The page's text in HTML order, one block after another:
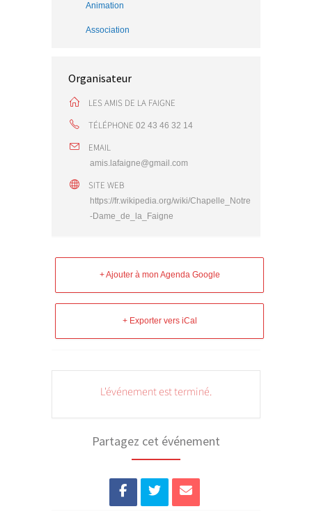
Animation
Association
Organisateur
LES AMIS DE LA FAIGNE
TÉLÉPHONE 02 43 46 32 14
EMAIL
amis.lafaigne@gmail.com
SITE WEB
https://fr.wikipedia.org/wiki/Chapelle_Notre
-Dame_de_la_Faigne
+ Ajouter à mon Agenda Google
+ Exporter vers iCal
L'événement est terminé.
Partagez cet événement